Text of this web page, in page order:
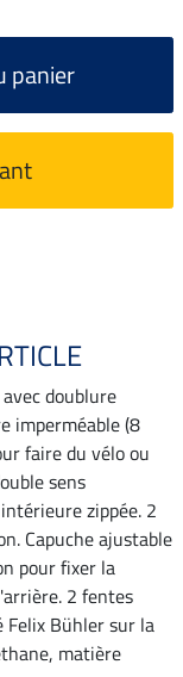
panier
doublure
imperméable (8
faire du vélo ou
sens
zippée. 2
Capuche ajustable
pour fixer la
2 fentes
Felix Bühler sur la
matière